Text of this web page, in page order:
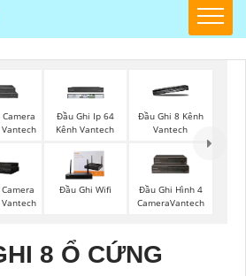
Đầu Ghi Ip 64
Kênh Vantech
Đầu Ghi 8 Kênh
Vantech
Đầu Ghi Wifi
Đầu Ghi Hình 4
CameraVantech
8 Ổ CỨNG